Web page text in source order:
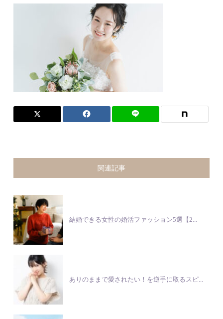
関連記事
結婚できる女性の婚活ファッション5選【2...
ありのままで愛されたい！を逆手に取るスピ...